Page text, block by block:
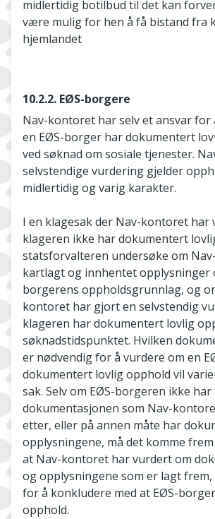
midlertidig botilbud til det kan
være mulig for hen å få bistand fra
hjemlandet
10.2.2. EØS-borgere
Nav-kontoret har selv et ansvar for
en EØS-borger har dokumentert
ved søknad om sosiale tjenester.
selvstendige vurdering gjelder
midlertidig og varig karakter.
I en klagesak der Nav-kontoret har
klageren ikke har dokumentert
statsforvalteren undersøke om
kartlagt og innhentet opplysninger
borgerens oppholdsgrunnlag, og
kontoret har gjort en selvstendig
klageren har dokumentert lovlig
søknadstidspunktet. Hvilken
er nødvendig for å vurdere om en
dokumentert lovlig opphold vil
sak. Selv om EØS-borgeren ikke
dokumentasjonen som Nav-
etter, eller på annen måte har
opplysningene, må det komme
at Nav-kontoret har vurdert om
og opplysningene som er lagt
for å konkludere med at EØS-
opphold.